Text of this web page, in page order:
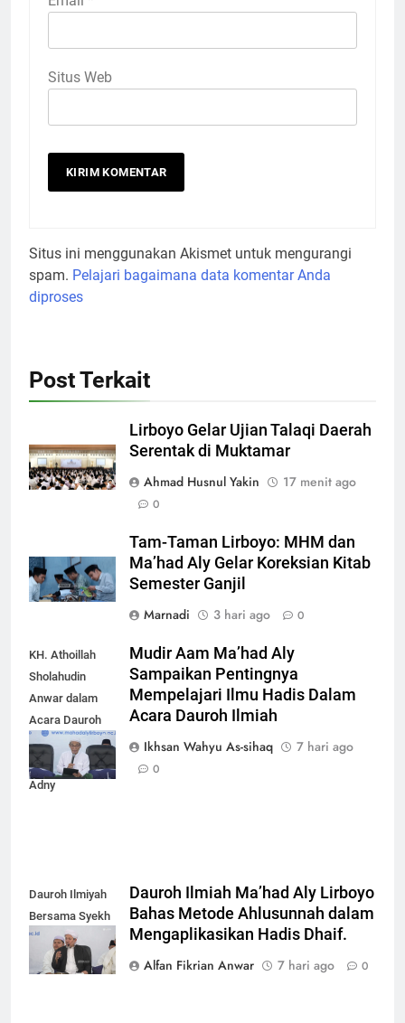
Situs Web
Situs ini menggunakan Akismet untuk mengurangi
spam. Pelajari bagaimana data komentar Anda
diproses
Post Terkait
Lirboyo Gelar Ujian Talaqi Daerah
Serentak di Muktamar
Ahmad Husnul Yakin
17 menit ago
0
Tam-Taman Lirboyo: MHM dan
Ma’had Aly Gelar Koreksian Kitab
Semester Ganjil
Marnadi
3 hari ago 0
KH. Athoillah
Sholahudin
Anwar dalam
Acara Dauroh
Ilmiah bersama
Syekh Yasir Al-
Adny
Mudir Aam Ma’had Aly
Sampaikan Pentingnya
Mempelajari Ilmu Hadis Dalam
Acara Dauroh Ilmiah
Ikhsan Wahyu As-sihaq
7 hari ago
0
Dauroh Ilmiyah
Bersama Syekh
Yasir Al-Adny
Dauroh Ilmiah Ma’had Aly Lirboyo
Bahas Metode Ahlusunnah dalam
Mengaplikasikan Hadis Dhaif.
Alfan Fikrian Anwar
7 hari ago 0